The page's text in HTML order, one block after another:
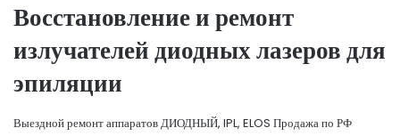
Восстановление и ремонт
излучателей диодных лазеров для
эпиляции
Выездной ремонт аппаратов ДИОДНЫЙ, IPL, ELOS Продажа по РФ